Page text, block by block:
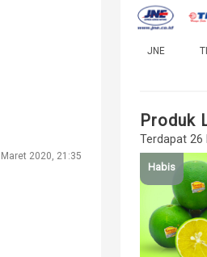
2020, 21:35
JNE
Produk
Terdapat 26
Habis